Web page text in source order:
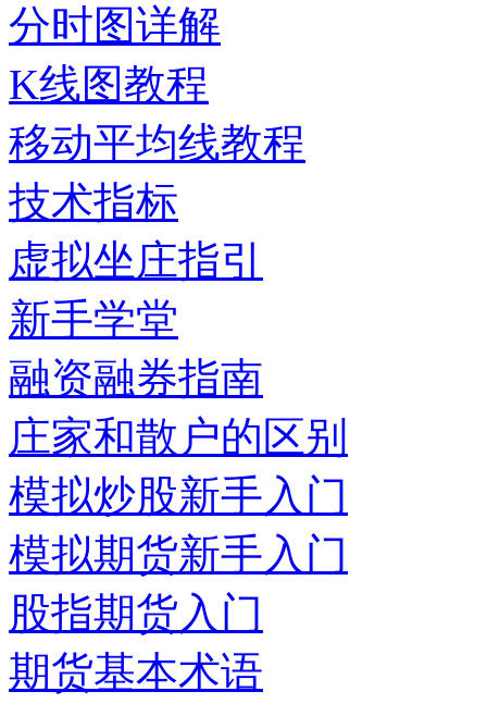
分时图详解
K线图教程
移动平均线教程
技术指标
虚拟坐庄指引
新手学堂
融资融券指南
庄家和散户的区别
模拟炒股新手入门
模拟期货新手入门
股指期货入门
期货基本术语